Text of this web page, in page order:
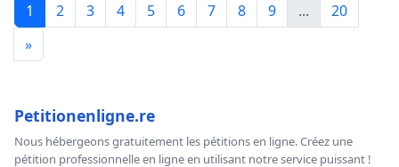
1 2 3 4 5 6 7 8 9 ...
20
»
Petitionenligne.re
Nous hébergeons gratuitement les pétitions en ligne. Créez une
pétition professionnelle en ligne en utilisant notre service puissant !